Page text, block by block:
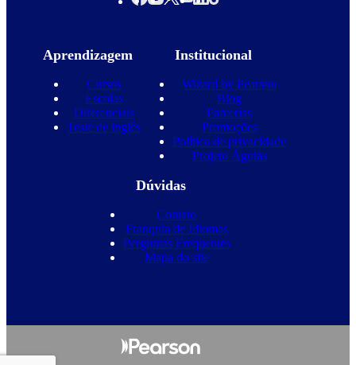
Aprendizagem
Cursos
Escolas
Diferenciais
Teste de inglês
Institucional
Wizard by Pearson
Blog
Parcerias
Promoções
Política de privacidade
Projeto Águias
Dúvidas
Contato
Franquia de Idiomas
Perguntas Frequentes
Mapa do site